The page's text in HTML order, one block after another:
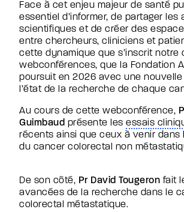
Événements sportifs
Podcasts
Hackathon
Agir avec nous
Pourquoi donner ?
J’agis en tant que particulier
In memoriam
Faire un don
Face à cet enjeu majeur de santé
essentiel d’informer, de partager les
scientifiques et de créer des
entre chercheurs, cliniciens et
cette dynamique que s’inscrit notre
webconférences, que la Fondation
poursuit en 2026 avec une nouvelle
l’état de la recherche de chaque
Au cours de cette webconférence,
Guimbaud présente les essais
récents ainsi que ceux à venir dans
du cancer colorectal non
De son côté, Pr David Tougeron fait
avancées de la recherche dans le
colorectal métastatique.